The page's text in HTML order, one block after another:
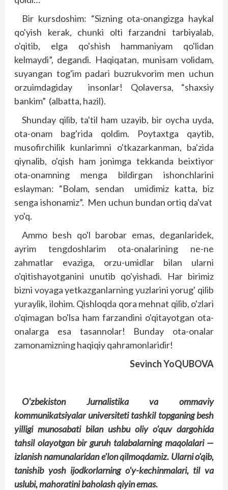
Bir kursdoshim: “Sizning ota-onangizga haykal
qo'yish kerak, chunki olti farzandni tarbiyalab,
o'qitib, elga qo'shish hammaniyam qo'lidan
kelmaydi”, degandi. Haqiqatan, munisam volidam,
suyangan tog'im padari buzrukvorim men uchun
orzuimdagiday insonlar! Qolaversa, “shaxsiy
bankim” (albatta, hazil).
Shunday qilib, ta'til ham uzayib, bir oycha uyda,
ota-onam bag'rida qoldim. Poytaxtga qaytib,
musofirchilik kunlarimni o'tkazarkanman, ba'zida
qiynalib, o'qish ham jonimga tekkanda beixtiyor
ota-onamning menga bildirgan ishonchlarini
eslayman: “Bolam, sendan umidimiz katta, biz
senga ishonamiz”. Men uchun bundan ortiq da'vat
yo'q.
Ammo besh qo'l barobar emas, deganlaridek,
ayrim tengdoshlarim ota-­onalarining ne-ne
zahmatlar evaziga, orzu-umidlar bilan ularni
o'qitishayotganini unutib qo'yishadi. Har birimiz
bizni voyaga yetkazganlarning yuzlarini yorug' qilib
yuraylik, ilohim. Qishloqda qora mehnat qilib, o'zlari
o'qimagan bo'lsa ham farzandini o'qitayotgan ota-
onalarga esa tasannolar! Bunday ota-onalar
zamonamizning haqiqiy qahramonlaridir!
Sevinch YoQUBOVA
O'zbekiston Jurnalis­tika va ommaviy
kommunikatsiyalar universiteti tashkil top­ganing besh
yilligi munosabati bilan ushbu oliy o'quv dargohida
tahsil olayotgan bir guruh talabalarning maqolalari —
izlanish namunalaridan e'lon qilmoqdamiz. Ularni o'qib,
tanishib yosh ijodkorlarning o'y-kechinmalari, til va
uslubi, mahoratini baholash qiyin emas.